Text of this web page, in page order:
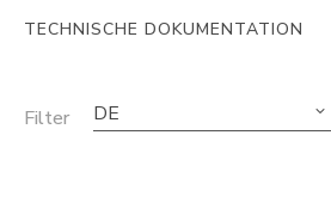
TECHNISCHE DOKUMENTATION
Filter DE